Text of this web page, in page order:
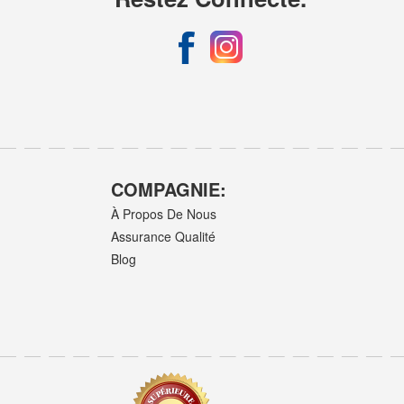
COMPAGNIE:
À Propos De Nous
Assurance Qualité
Blog